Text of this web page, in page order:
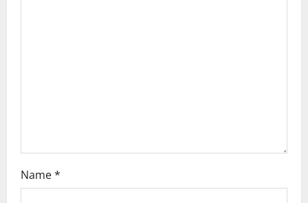
Name*